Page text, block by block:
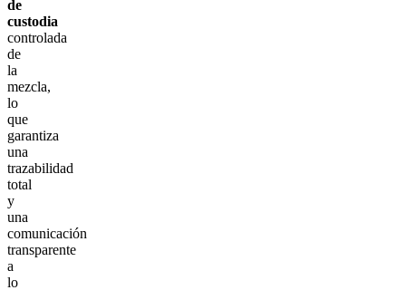
de
custodia
controlada
de
la
mezcla,
lo
que
garantiza
una
trazabilidad
total
y
una
comunicación
transparente
a
lo